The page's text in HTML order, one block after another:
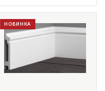
НОВИНКА